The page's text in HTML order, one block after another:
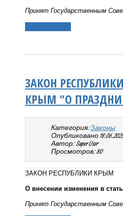
Принят Государственным
ЗАКОН
КРЫМ "О
Категория:Законы
Опубликовано 18.06.2025
Автор: Super User
Просмотров: 80
ЗАКОН РЕСПУБЛИКИ КРЫМ
О внесении изменения в
Принят Государственным